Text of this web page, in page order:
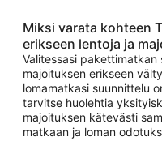
Miksi varata kohteen
erikseen lentoja ja
Valitessasi pakettimatkan
majoituksen erikseen
lomamatkasi suunnittelu
tarvitse huolehtia
majoituksen kätevästi
matkaan ja loman